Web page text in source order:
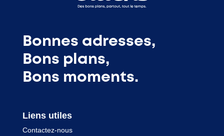
Bonnes adresses,
Bons plans,
Bons moments.
Liens utiles
Contactez-nous